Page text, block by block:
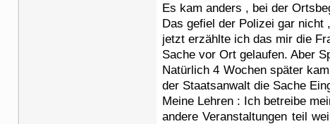
Es kam anders , bei der
Das gefiel der Polizei gar nicht
jetzt erzählte ich das mir die
Sache vor Ort gelaufen. Aber
Natürlich 4 Wochen später
der Staatsanwalt die Sache
Meine Lehren : Ich betreibe
andere Veranstaltungen teil